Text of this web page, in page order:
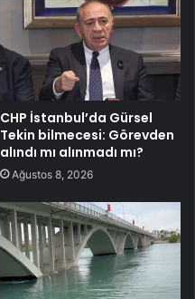
CHP İstanbul’da Gürsel
Tekin bilmecesi: Görevden
alındı mı alınmadı mı?
Ağustos 8, 2026